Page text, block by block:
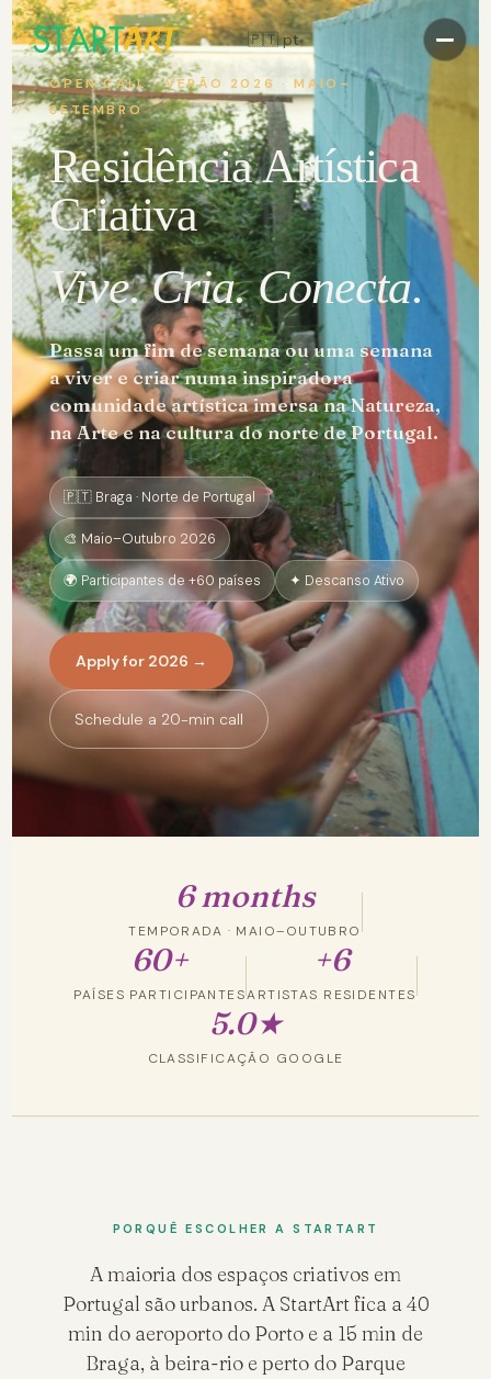
🇵🇹 pt▾
Explora a Residência→
Reservar
+351 912 880 303
marketing@startartresidency.com
@startartresidency
OPEN CALL · VERÃO 2026 · MAIO–
SETEMBRO
Residência Artística
Criativa
Vive. Cria. Conecta.
Passa um fim de semana ou uma semana
a viver e criar numa inspiradora
comunidade artística imersa na Natureza,
na Arte e na cultura do norte de Portugal.
🇵🇹 Braga · Norte de Portugal
🎨 Maio–Outubro 2026
🌍 Participantes de +60 países ✦ Descanso Ativo
Apply for 2026 →
Schedule a 20-min call
6 months
TEMPORADA · MAIO–OUTUBRO
60+
PAÍSES PARTICIPANTES
+6
ARTISTAS RESIDENTES
5.0★
CLASSIFICAÇÃO GOOGLE
PORQUÊ ESCOLHER A STARTART
A maioria dos espaços criativos em
Portugal são urbanos. A StartArt fica a 40
min do aeroporto do Porto e a 15 min de
Braga, à beira-rio e perto do Parque